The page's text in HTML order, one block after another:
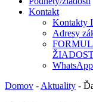
Kontakt
Kontakty
Adresy
WhatsApp
Domov - Aktuality -